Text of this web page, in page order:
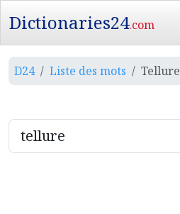
Dictionaries24.com
D24 Liste des mots Tellure